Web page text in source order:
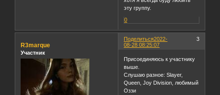
эту группу.
0
Поделиться 3
2022-
08-28 08:25:07
R3marque
Участник
Присоединяюсь к участнику
выше.
Слушаю разное: Slayer,
Queen, Joy Division, любимый
Оззи